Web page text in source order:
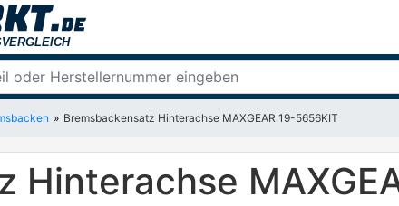
Bremsbackensatz Hinterachse MAXGEAR 19-5656KIT
Hinterachse